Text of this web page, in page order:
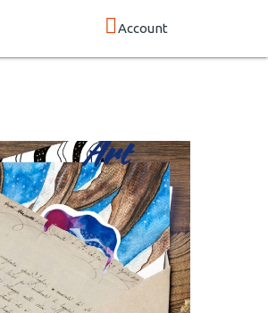
Account